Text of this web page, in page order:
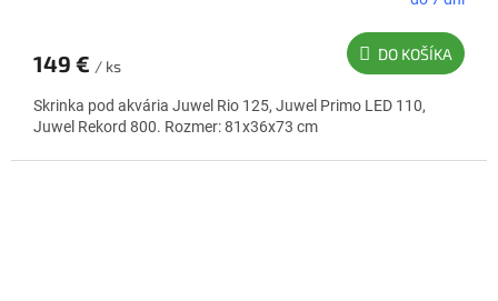
149 € / ks
DO KOŠÍKA
Skrinka pod akvária Juwel Rio 125, Juwel Primo LED 110,
Juwel Rekord 800. Rozmer: 81x36x73 cm